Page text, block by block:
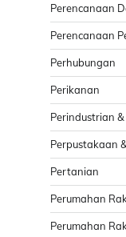
Perencanaan
Perencanaan
Perhubungan
Perikanan
Perindustrian
Perpustakaan
Pertanian
Perumahan
Perumahan